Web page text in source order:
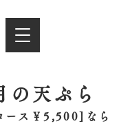
天ぷら
ース￥5,500]なら